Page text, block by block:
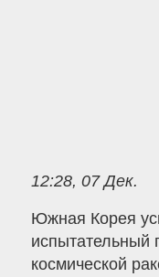
12:28, 07 Дек.
Южная Корея
испытательный
космической